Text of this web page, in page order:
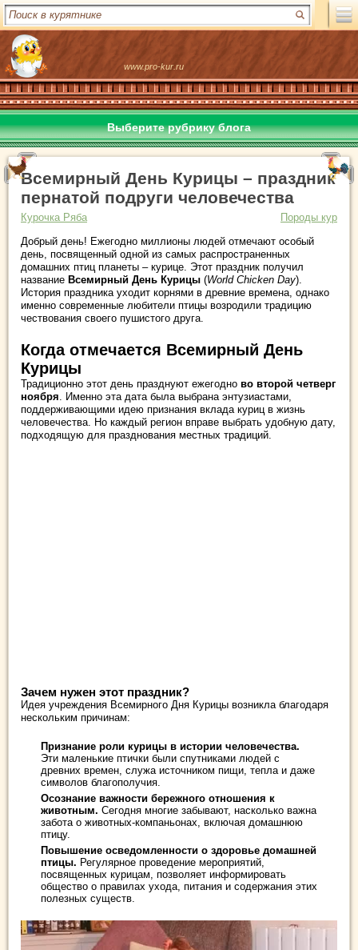
www.pro-kur.ru
Выберите рубрику блога
Всемирный День Курицы – праздник
пернатой подруги человечества
Курочка Ряба
Породы кур
Добрый день! Ежегодно миллионы людей отмечают особый
день, посвященный одной из самых распространенных
домашних птиц планеты – курице. Этот праздник получил
название Всемирный День Курицы (World Chicken Day).
История праздника уходит корнями в древние времена, однако
именно современные любители птицы возродили традицию
чествования своего пушистого друга.
Когда отмечается Всемирный День
Курицы
Традиционно этот день празднуют ежегодно во второй четверг
ноября. Именно эта дата была выбрана энтузиастами,
поддерживающими идею признания вклада куриц в жизнь
человечества. Но каждый регион вправе выбрать удобную дату,
подходящую для празднования местных традиций.
Зачем нужен этот праздник?
Идея учреждения Всемирного Дня Курицы возникла благодаря
нескольким причинам:
Признание роли курицы в истории человечества.
Эти маленькие птички были спутниками людей с
древних времен, служа источником пищи, тепла и даже
символов благополучия.
Осознание важности бережного отношения к
животным. Сегодня многие забывают, насколько важна
забота о животных-компаньонах, включая домашнюю
птицу.
Повышение осведомленности о здоровье домашней
птицы. Регулярное проведение мероприятий,
посвященных курицам, позволяет информировать
общество о правилах ухода, питания и содержания этих
полезных существ.